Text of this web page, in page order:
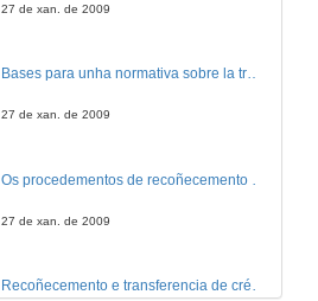
27 de xan. de 2009
Bases para unha normativa sobre la transferencia e recoñecemento de créditos no Sistema Universitario de Galicia
27 de xan. de 2009
27 de xan. de 2009
Recoñecemento e transferencia de créditos na adaptación a unha titulación de Grao